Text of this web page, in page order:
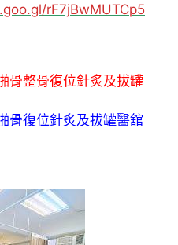
rF7jBwMUTCp5
骨整骨復位針炙及拔罐
骨復位針炙及拔罐醫舘